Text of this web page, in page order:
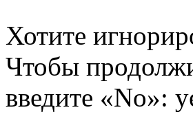
Хотите
Чтобы
введите «No»: